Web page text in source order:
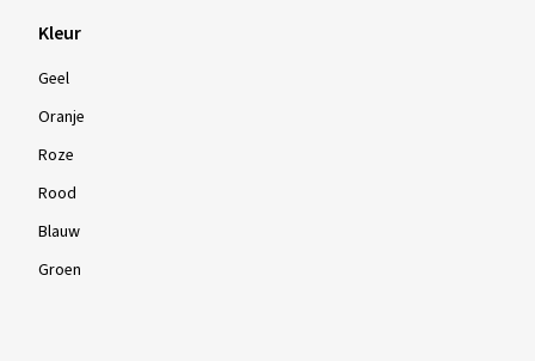
Kleur
Geel
Oranje
Roze
Rood
Blauw
Groen